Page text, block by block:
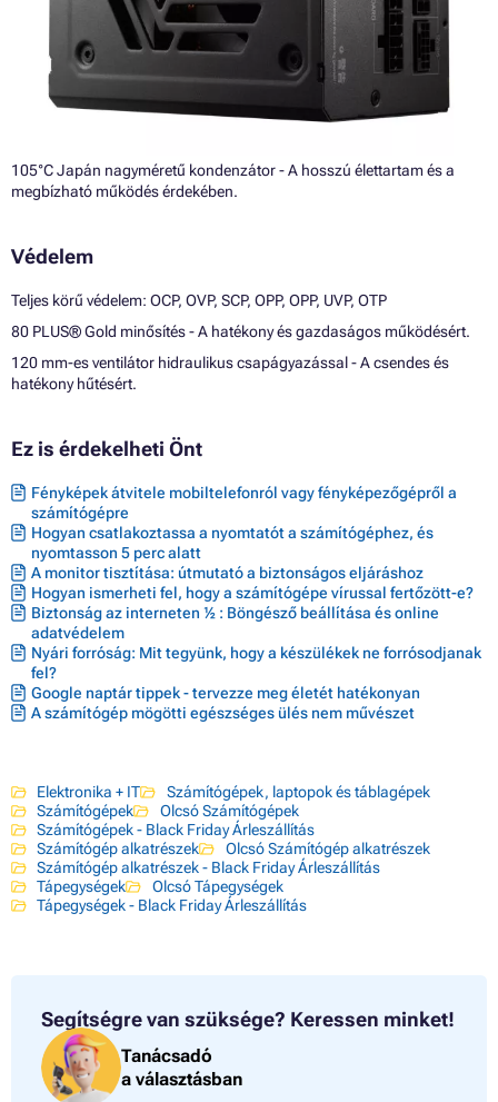
105°C Japán nagyméretű kondenzátor - A hosszú élettartam és a
megbízható működés érdekében.
Védelem
Teljes körű védelem: OCP, OVP, SCP, OPP, OPP, UVP, OTP
80 PLUS® Gold minősítés - A hatékony és gazdaságos működésért.
120 mm-es ventilátor hidraulikus csapágyazással - A csendes és
hatékony hűtésért.
Ez is érdekelheti Önt
Fényképek átvitele mobiltelefonról vagy fényképezőgépről a
számítógépre
Hogyan csatlakoztassa a nyomtatót a számítógéphez, és
nyomtasson 5 perc alatt
A monitor tisztítása: útmutató a biztonságos eljáráshoz
Hogyan ismerheti fel, hogy a számítógépe vírussal fertőzött-e?
Biztonság az interneten ½ : Böngésző beállítása és online
adatvédelem
Nyári forróság: Mit tegyünk, hogy a készülékek ne forrósodjanak
fel?
Google naptár tippek - tervezze meg életét hatékonyan
A számítógép mögötti egészséges ülés nem művészet
Elektronika + IT
Számítógépek, laptopok és táblagépek
Számítógépek
Olcsó Számítógépek
Számítógépek - Black Friday Árleszállítás
Számítógép alkatrészek
Olcsó Számítógép alkatrészek
Számítógép alkatrészek - Black Friday Árleszállítás
Tápegységek
Olcsó Tápegységek
Tápegységek - Black Friday Árleszállítás
Segítségre van szüksége? Keressen minket!
Tanácsadó
a választásban